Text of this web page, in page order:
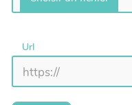
Url